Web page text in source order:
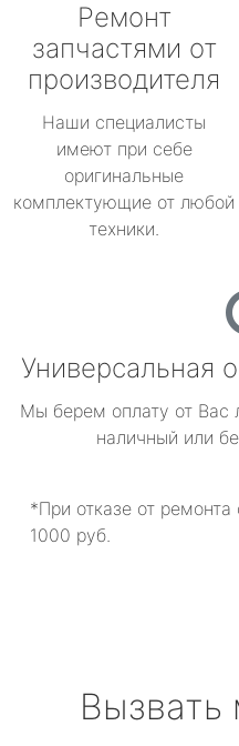
Ремонт
запчастями от
производителя
Наши специалисты
имеют при себе
оригинальные
комплектующие от любой
техники.
Универсальная
Мы берем оплату от Вас
наличный или
*При отказе от ремонта
1000 руб.
Вызвать